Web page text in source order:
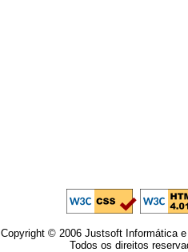
Copyright © 2006 Justsoft Informática
Todos os direitos